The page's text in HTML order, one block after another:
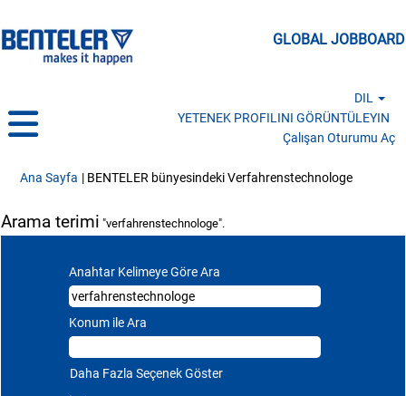
GLOBAL JOBBOARD
DIL
YETENEK PROFILINI GÖRÜNTÜLEYIN
Çalışan Oturumu Aç
Ana Sayfa | BENTELER bünyesindeki Verfahrenstechnologe(mevcut
Arama terimi "verfahrenstechnologe".
Anahtar Kelimeye Göre Ara
Konum ile Ara
Daha Fazla Seçenek Göster